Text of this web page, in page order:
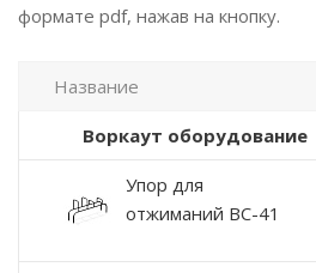
формате pdf, нажав на кнопку.
Название
Воркаут оборудование
Упор для
отжиманий ВС-41